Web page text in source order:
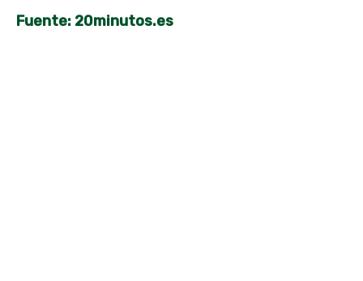
Fuente: 20minutos.es